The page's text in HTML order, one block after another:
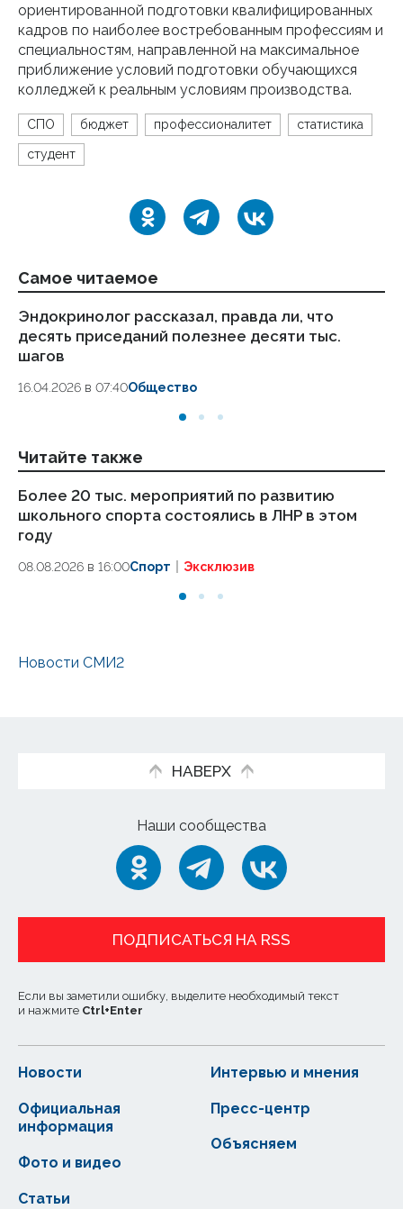
ориентированной подготовки квалифицированных
кадров по наиболее востребованным профессиям и
специальностям, направленной на максимальное
приближение условий подготовки обучающихся
колледжей к реальным условиям производства.
СПО бюджет профессионалитет статистика
студент
Самое читаемое
Эндокринолог рассказал, правда ли, что
десять приседаний полезнее десяти тыс.
шагов
16.04.2026 в 07:40Общество
Читайте также
Более 20 тыс. мероприятий по развитию
школьного спорта состоялись в ЛНР в этом
году
08.08.2026 в 16:00Спорт Эксклюзив
Новости СМИ2
НАВЕРХ
Наши сообщества
ПОДПИСАТЬСЯ НА RSS
Если вы заметили ошибку, выделите необходимый текст
и нажмите Ctrl+Enter
Новости
Статьи
Официальная
информация
Интервью и мнения
Фото и видео
Пресс-центр
Объясняем